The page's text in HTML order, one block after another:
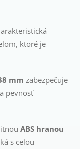
ktoré je
mm zabezpečuje
pevnosť
ABS hranou
s celou